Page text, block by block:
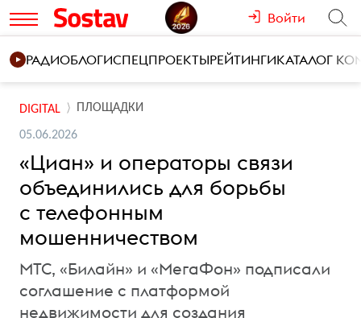
Войти
РАДИОБЛОГИСПЕЦПРОЕКТЫРЕЙТИНГИКАТАЛОГ
DIGITAL ПЛОЩАДКИ
05.06.2026
«Циан» и операторы связи
объединились для борьбы
с телефонным
мошенничеством
МТС, «Билайн» и «МегаФон» подписали
соглашение с платформой
недвижимости для создания